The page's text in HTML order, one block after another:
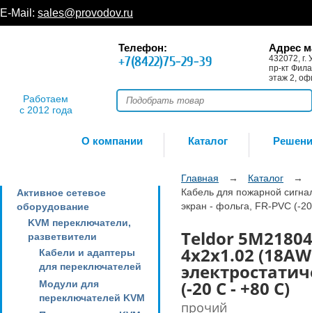
E-Mail: sales@provodov.ru
Работаем
с 2012 года
Телефон:
+7(8422)75-29-39
Адрес
432072, г.
пр-кт
этаж 2,
О компании Каталог
Активное сетевое
оборудование
KVM переключатели,
разветвители
Кабели и адаптеры
для переключателей
Модули для
переключателей KVM
Главная → Каталог
→
Кабель для пожарной
экран - фольга, FR-PVC (-
Teldor
4x2x1.02
(-20 C - +80 C)
прочий